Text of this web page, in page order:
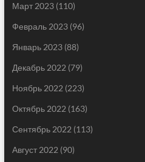
Март 2023(110)
Февраль 2023(96)
Январь 2023(88)
Декабрь 2022 (79)
Ноябрь 2022 (223)
Октябрь 2022 (163)
Сентябрь 2022 (113)
Август 2022 (90)